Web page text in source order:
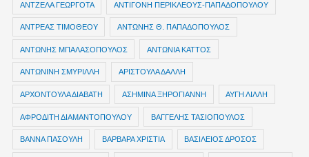
ΑΝΤΖΕΛΑ ΓΕΩΡΓΟΤΑ ΑΝΤΙΓΟΝΗ ΠΕΡΙΚΛΕΟΥΣ-ΠΑΠΑΔΟΠΟΥΛΟΥ
ΑΝΤΡΕΑΣ ΤΙΜΟΘΕΟΥ ΑΝΤΩΝΗΣ Θ. ΠΑΠΑΔΟΠΟΥΛΟΣ
ΑΝΤΩΝΗΣ ΜΠΑΛΑΣΟΠΟΥΛΟΣ ΑΝΤΩΝΙΑ ΚΑΤΤΟΣ
ΑΝΤΩΝΙΝΗ ΣΜΥΡΙΛΛΗ ΑΡΙΣΤΟΥΛΑ ΔΑΛΛΗ
ΑΡΧΟΝΤΟΥΛΑ ΔΙΑΒΑΤΗ ΑΣΗΜΙΝΑ ΞΗΡΟΓΙΑΝΝΗ ΑΥΓΗ ΛΙΛΛΗ
ΑΦΡΟΔΙΤΗ ΔΙΑΜΑΝΤΟΠΟΥΛΟΥ ΒΑΓΓΕΛΗΣ ΤΑΣΙΟΠΟΥΛΟΣ
ΒΑΝΝΑ ΠΑΣΟΥΛΗ ΒΑΡΒΑΡΑ ΧΡΙΣΤΙΑ ΒΑΣΙΛΕΙΟΣ ΔΡΟΣΟΣ